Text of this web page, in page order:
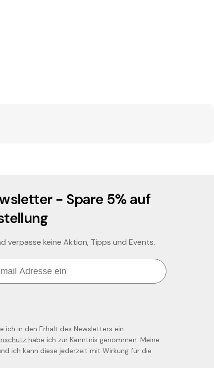
- Spare 5% auf
verpasse keine Aktion, Tipps und Events.
ich in den Erhalt des Newsletters ein.
habe ich zur Kenntnis genommen. Meine
ich kann diese jederzeit mit Wirkung für die